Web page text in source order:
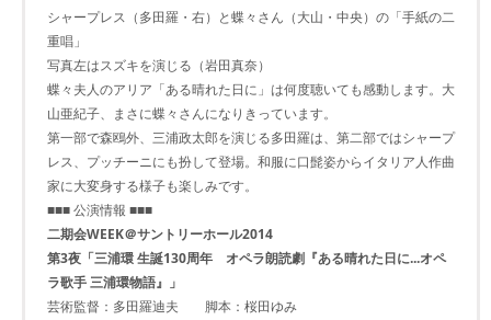
シャープレス（多田羅・右）と蝶々さん（大山・中央）の「手紙の二
重唱」
写真左はスズキを演じる（岩田真奈）
蝶々夫人のアリア「ある晴れた日に」は何度聴いても感動します。大
山亜紀子、まさに蝶々さんになりきっています。
第一部で森鴎外、三浦政太郎を演じる多田羅は、第二部ではシャープ
レス、プッチーニにも扮して登場。和服に口髭姿からイタリア人作曲
家に大変身する様子も楽しみです。
■■■ 公演情報 ■■■
二期会WEEK＠サントリーホール2014
第3夜「三浦環 生誕130周年 オペラ朗読劇『ある晴れた日に...オペ
ラ歌手 三浦環物語』」
芸術監督：多田羅迪夫 脚本：桜田ゆみ